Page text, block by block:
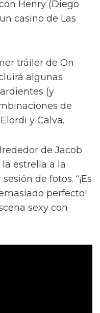
Henry (Diego
casino de Las
tráiler de On
algunas
(y
de
y Calva.
de Jacob
estrella a la
de fotos. “¡Es
perfecto!
sexy con